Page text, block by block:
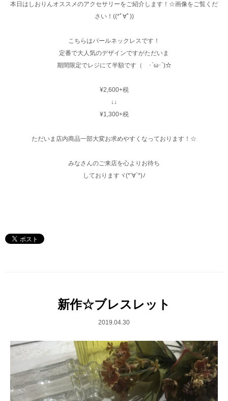
本日はしおりんオススメのアクセサリーをご紹介します！☆画像をご覧くだ
さい！((*ﾟ∀ﾟ))
こちらはパールネックレスです！
定番で大人気のデザインですがただいま
期間限定でレジにて半額です（ ･`ω･´)☆
¥2,600+税
↓↓
¥1,300+税
ただいま店内商品一部大変お求めやすくなっております！☆
みなさんのご来店を心よりお待ち
しておりますヾ(*’∀`*)ﾉ
新作☆ブレスレット
2019.04.30